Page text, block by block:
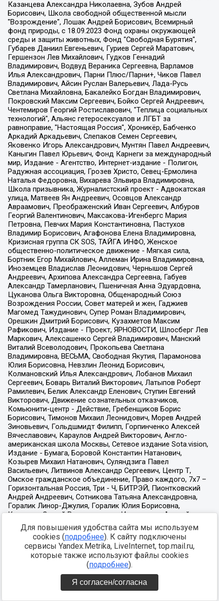
Для повышения удобства сайта мы используем
cookies (подробнее). К сайту подключены
сервисы Yandex.Metrika, LiveInternet, top.mail.ru,
которые также используют файлы cookies
(подробнее).
Я согласен/согласна